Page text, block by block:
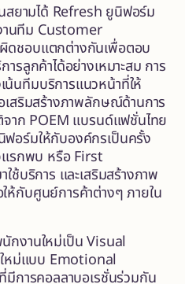
ยามได้ Refresh ยูนิฟอร์ม
นทีม Customer
ชอบแตกต่างกันเพื่อตอบ
รลูกค้าได้อย่างเหมาะสม การ
นทีมบริการแนวหน้าที่ให้
เสริมสร้างภาพลักษณ์ด้านการ
จาก POEM แบรนด์แฟชั่นไทย
ฟอร์มให้กับองค์กรเป็นครั้ง
แรกพบ หรือ First
บริการ และเสริมสร้างภาพ
กับศูนย์การค้าต่างๆ ภายใน
กงานใหม่เป็น Visual
หม่แบบ Emotional
การคอลลาบอเรชั่นร่วมกัน